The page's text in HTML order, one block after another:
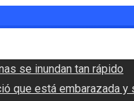
se inundan tan rápido
que está embarazada